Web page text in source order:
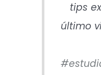
tips
último